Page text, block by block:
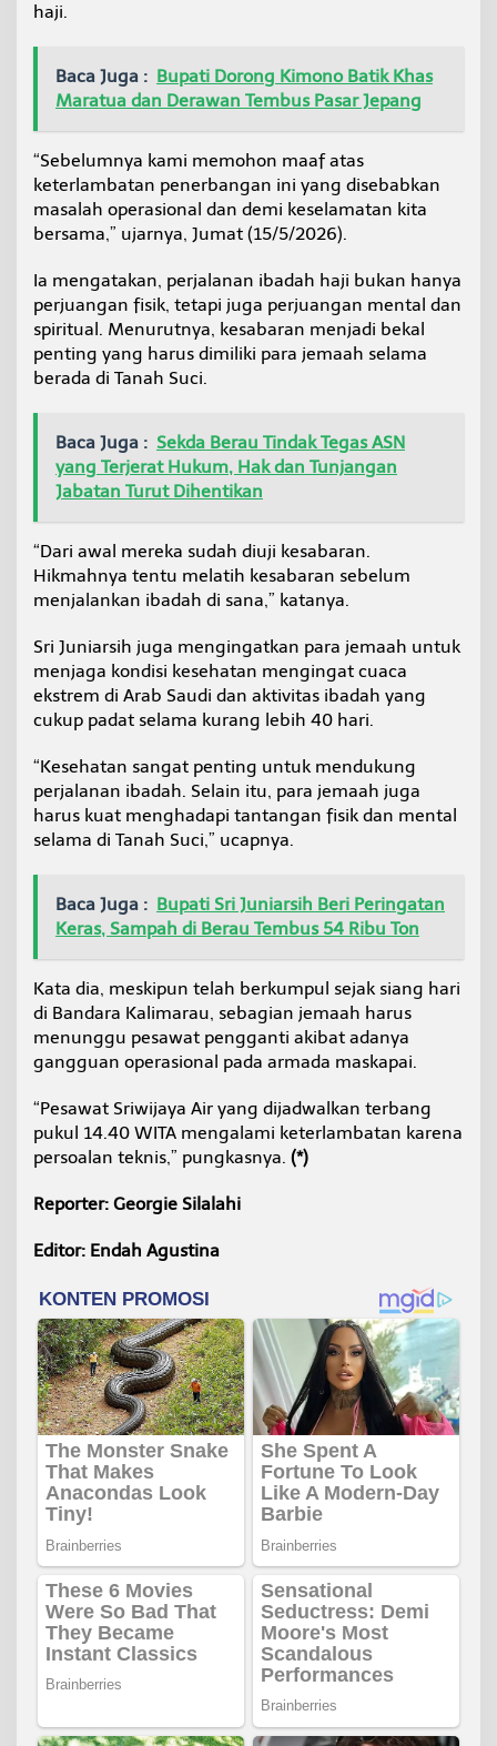
t
i
n
y
a
K
e
b
a
r
a
haji.
Baca Juga : Bupati Dorong Kimono Batik Khas
Maratua dan Derawan Tembus Pasar Jepang
“Sebelumnya kami memohon maaf atas
keterlambatan penerbangan ini yang disebabkan
masalah operasional dan demi keselamatan kita
bersama,” ujarnya, Jumat (15/5/2026).
Ia mengatakan, perjalanan ibadah haji bukan hanya
perjuangan fisik, tetapi juga perjuangan mental dan
spiritual. Menurutnya, kesabaran menjadi bekal
penting yang harus dimiliki para jemaah selama
berada di Tanah Suci.
Baca Juga : Sekda Berau Tindak Tegas ASN
yang Terjerat Hukum, Hak dan Tunjangan
Jabatan Turut Dihentikan
“Dari awal mereka sudah diuji kesabaran.
Hikmahnya tentu melatih kesabaran sebelum
menjalankan ibadah di sana,” katanya.
Sri Juniarsih juga mengingatkan para jemaah untuk
menjaga kondisi kesehatan mengingat cuaca
ekstrem di Arab Saudi dan aktivitas ibadah yang
cukup padat selama kurang lebih 40 hari.
“Kesehatan sangat penting untuk mendukung
perjalanan ibadah. Selain itu, para jemaah juga
harus kuat menghadapi tantangan fisik dan mental
selama di Tanah Suci,” ucapnya.
Baca Juga : Bupati Sri Juniarsih Beri Peringatan
Keras, Sampah di Berau Tembus 54 Ribu Ton
Kata dia, meskipun telah berkumpul sejak siang hari
di Bandara Kalimarau, sebagian jemaah harus
menunggu pesawat pengganti akibat adanya
gangguan operasional pada armada maskapai.
“Pesawat Sriwijaya Air yang dijadwalkan terbang
pukul 14.40 WITA mengalami keterlambatan karena
persoalan teknis,” pungkasnya. (*)
Reporter: Georgie Silalahi
Editor: Endah Agustina